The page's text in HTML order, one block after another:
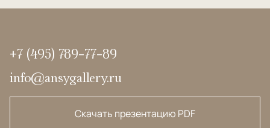
+7 (495) 789-77-89
info@ansygallery.ru
Скачать презентацию PDF